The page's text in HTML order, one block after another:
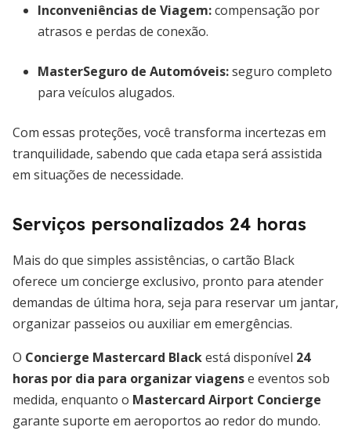
Inconveniências de Viagem:compensação por
atrasos e perdas de conexão.
MasterSeguro de Automóveis:seguro completo
para veículos alugados.
Com essas proteções, você transforma incertezas em
tranquilidade, sabendo que cada etapa será assistida
em situações de necessidade.
Serviços personalizados 24 horas
Mais do que simples assistências, o cartão Black
oferece um concierge exclusivo, pronto para atender
demandas de última hora, seja para reservar um jantar,
organizar passeios ou auxiliar em emergências.
O Concierge Mastercard Blackestá disponível 24
horas por dia para organizar viagense eventos sob
medida, enquanto o Mastercard Airport Concierge
garante suporte em aeroportos ao redor do mundo.